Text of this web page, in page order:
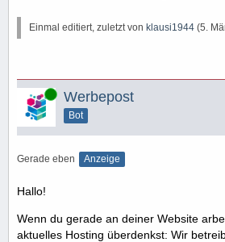
Einmal editiert, zuletzt von klausi1944 (5.
Online Werbepost
Bot
Gerade eben Anzeige
Hallo!
Wenn du gerade an deiner Website
aktuelles Hosting überdenkst: Wir